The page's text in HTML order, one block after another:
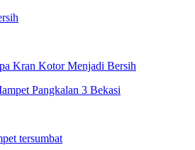
Kran Kotor Menjadi Bersih
Pangkalan 3 Bekasi
tersumbat